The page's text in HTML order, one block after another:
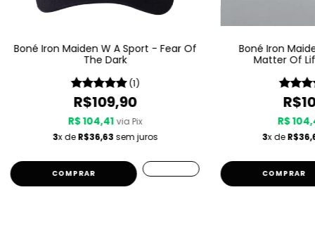
Boné Iron Maiden W A Sport - Fear Of
The Dark
(1)
R$109,90
R$ 104,41 via Pix
3x deR$36,63 sem juros
Boné Iron
Matter Of
R$
3x de